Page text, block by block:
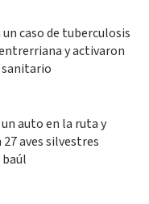
caso de tuberculosis
y activaron
auto en la ruta y
aves silvestres